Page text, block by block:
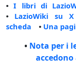
•I libri di
• LazioWiki su X
scheda • Una
• Nota per i